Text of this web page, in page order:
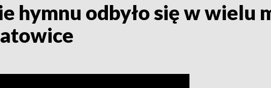
hymnu odbyło się w wielu